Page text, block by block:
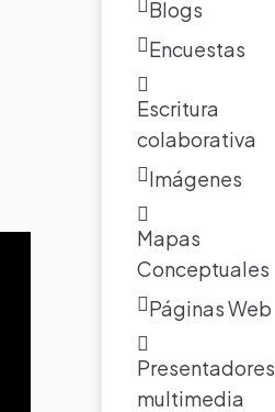
Blogs
Encuestas
Escritura
colaborativa
Imágenes
Mapas
Conceptuales
Páginas Web
Presentadores
multimedia